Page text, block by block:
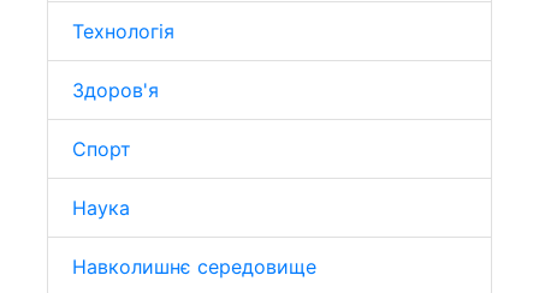
Технологія
Здоров'я
Спорт
Наука
Навколишнє середовище